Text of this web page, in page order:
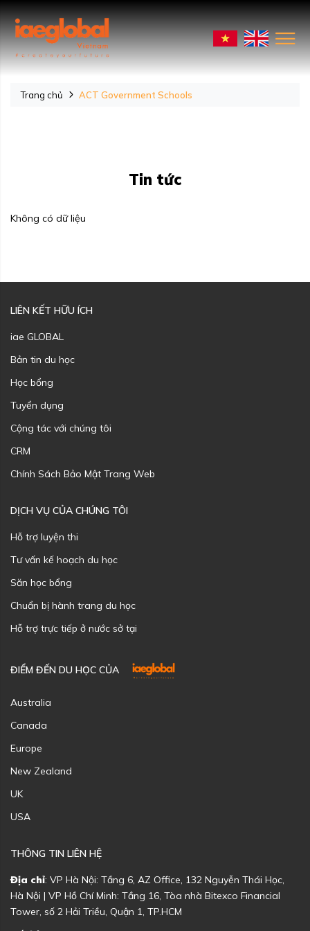
Trang chủ ACT Government Schools
Tin tức
Không có dữ liệu
LIÊN KẾT HỮU ÍCH
iae GLOBAL
Bản tin du học
Học bổng
Tuyển dụng
Cộng tác với chúng tôi
CRM
Chính Sách Bảo Mật Trang Web
DỊCH VỤ CỦA CHÚNG TÔI
Hỗ trợ luyện thi
Tư vấn kế hoạch du học
Săn học bổng
Chuẩn bị hành trang du học
Hỗ trợ trực tiếp ở nước sở tại
ĐIỂM ĐẾN DU HỌC CỦA
Australia
Canada
Europe
New Zealand
UK
USA
THÔNG TIN LIÊN HỆ
Địa chỉ: VP Hà Nội: Tầng 6, AZ Office, 132 Nguyễn Thái Học,
Hà Nội | VP Hồ Chí Minh: Tầng 16, Tòa nhà Bitexco Financial
Tower, số 2 Hải Triều, Quận 1, TP.HCM